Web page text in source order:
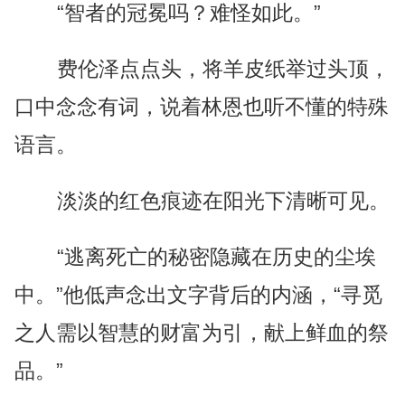
“智者的冠冕吗？难怪如此。”
费伦泽点点头，将羊皮纸举过头顶，
口中念念有词，说着林恩也听不懂的特殊
语言。
淡淡的红色痕迹在阳光下清晰可见。
“逃离死亡的秘密隐藏在历史的尘埃
中。”他低声念出文字背后的内涵，“寻觅
之人需以智慧的财富为引，献上鲜血的祭
品。”